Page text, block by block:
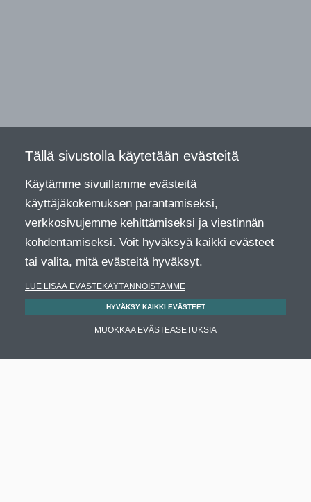
Tällä sivustolla käytetään evästeitä
Käytämme sivuillamme evästeitä
käyttäjäkokemuksen parantamiseksi,
verkkosivujemme kehittämiseksi ja viestinnän
kohdentamiseksi. Voit hyväksyä kaikki evästeet
tai valita, mitä evästeitä hyväksyt.
LUE LISÄÄ EVÄSTEKÄYTÄNNÖISTÄMME
HYVÄKSY KAIKKI EVÄSTEET
MUOKKAA EVÄSTEASETUKSIA